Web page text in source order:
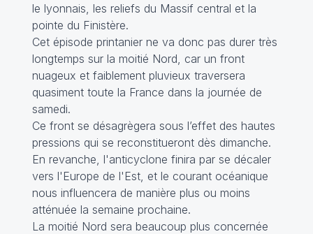
le lyonnais, les reliefs du Massif central et la
pointe du Finistère.
Cet épisode printanier ne va donc pas durer très
longtemps sur la moitié Nord, car un front
nuageux et faiblement pluvieux traversera
quasiment toute la France dans la journée de
samedi.
Ce front se désagrègera sous l’effet des hautes
pressions qui se reconstitueront dès dimanche.
En revanche, l'anticyclone finira par se décaler
vers l'Europe de l'Est, et le courant océanique
nous influencera de manière plus ou moins
atténuée la semaine prochaine.
La moitié Nord sera beaucoup plus concernée